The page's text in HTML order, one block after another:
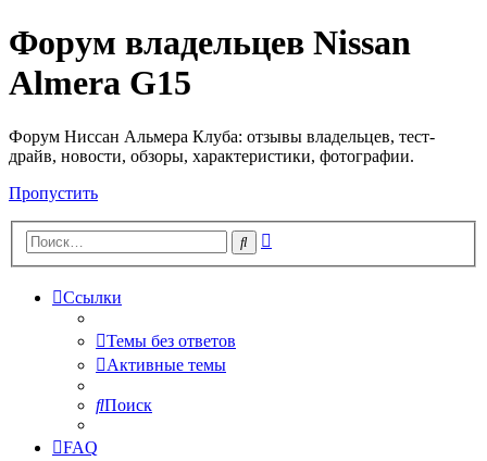
Форум владельцев Nissan
Almera G15
Форум Ниссан Альмера Клуба: отзывы владельцев, тест-
драйв, новости, обзоры, характеристики, фотографии.
Пропустить
Поиск
Ссылки
Темы без ответов
Активные темы
Поиск
FAQ